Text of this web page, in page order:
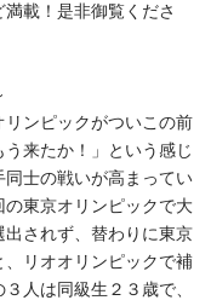
載！是非御覧くださ
ンピックがついこの前
来たか！」という感じ
士の戦いが高まってい
の東京オリンピックで大
されず、替わりに東京
リオオリンピックで補
人は同級生２３歳で、